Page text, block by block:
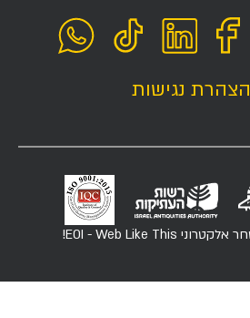
הצהרת נגישות
אלקטרוני EOI - Web Like This!